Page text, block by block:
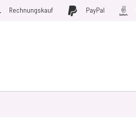
Rechnungskauf PayPal